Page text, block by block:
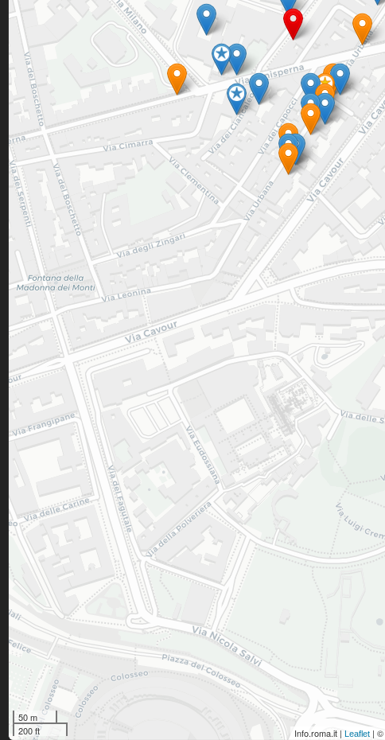
50 m
200 ft
Info.roma.it | Leaflet | ©